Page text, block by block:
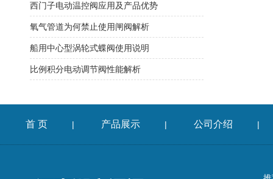
西门子电动温控阀应用及产品优势
氧气管道为何禁止使用闸阀解析
船用中心型涡轮式蝶阀使用说明
比例积分电动调节阀性能解析
首 页 | 产品展示 | 公司介绍 |